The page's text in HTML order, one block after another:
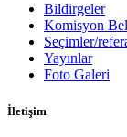
Bildirgeler
Komisyon
Seçimler/
Yayınlar
Foto Galeri
İletişim